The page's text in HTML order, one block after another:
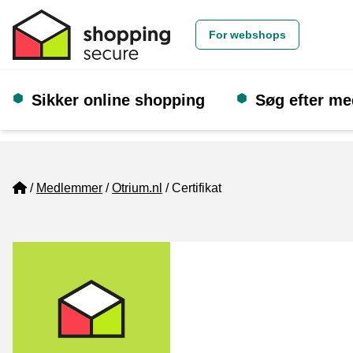
For webshops
Sikker online shopping Søg efter
Home
Medlemmer Otrium.nl Certifikat